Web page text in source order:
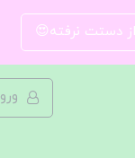
از دستت نرفته😍